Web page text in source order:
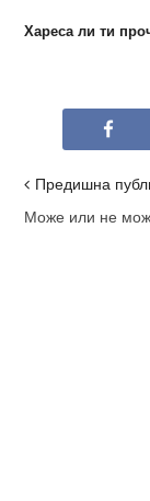
Хареса ли ти
Предишна
Може или не